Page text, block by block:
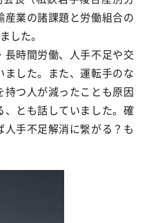
業の諸課題と労働組合の
した。
時間労働、人手不足や交
した。また、運転手のな
持つ人が減ったことも原因
とも話していました。確
手不足解消に繋がる？も